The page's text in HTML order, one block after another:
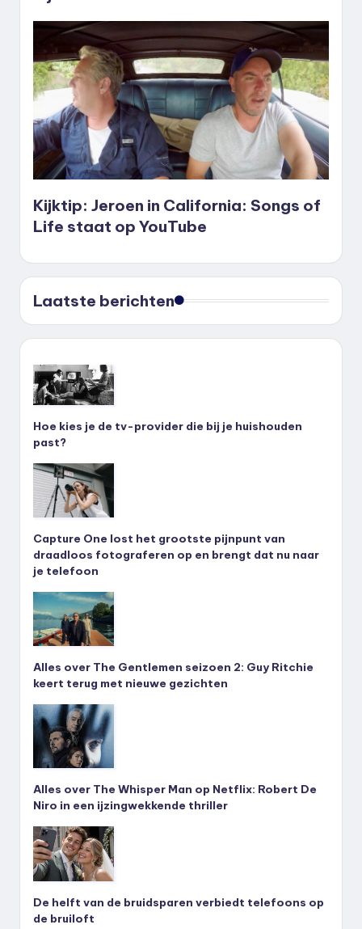
Kijktip: Jeroen in California: Songs of
Life staat op YouTube
Laatste berichten
Hoe kies je de tv-provider die bij je huishouden
past?
Capture One lost het grootste pijnpunt van
draadloos fotograferen op en brengt dat nu naar
je telefoon
Alles over The Gentlemen seizoen 2: Guy Ritchie
keert terug met nieuwe gezichten
Alles over The Whisper Man op Netflix: Robert De
Niro in een ijzingwekkende thriller
De helft van de bruidsparen verbiedt telefoons op
de bruiloft